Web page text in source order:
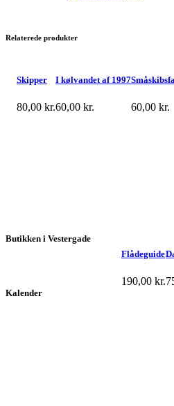
Relaterede produkter
60,00 kr.
I kølvandet af 1997
60,00 kr.
Skipper
80,00 kr.
Flådeguide
190,00 kr.
Butikken i Vestergade
Kalender